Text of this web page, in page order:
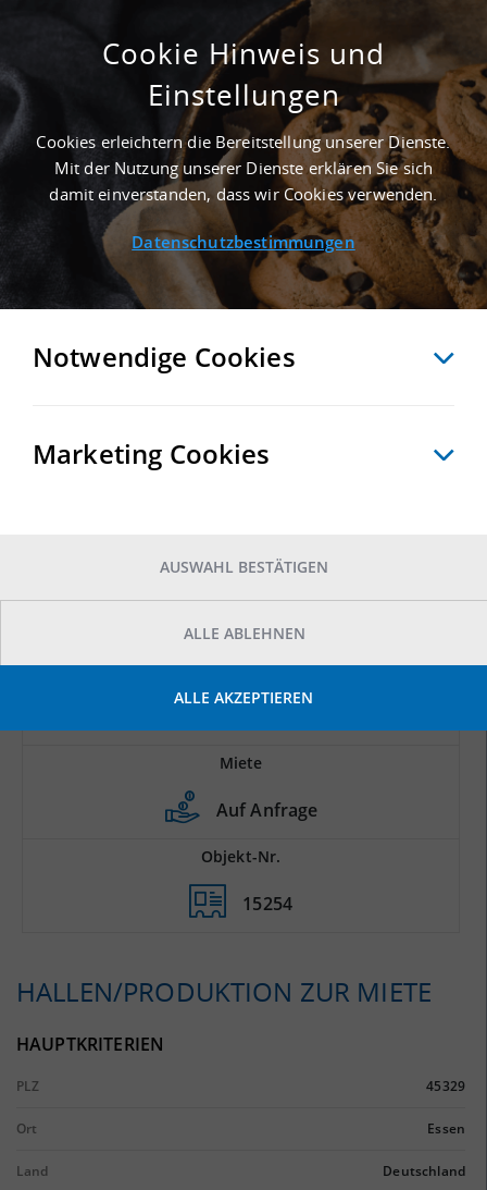
24.000 M² LOGISTIKIMMOBILIE IN ESSEN AN
DER AUTOBAHN A 42
Startseite Immobiliensuche Detailansicht
VERGLEICHEN EXPORT PDF
Prod.-/Lagerfläche
Miete
Auf Anfrage
Objekt-Nr.
15254
HALLEN/PRODUKTION ZUR MIETE
HAUPTKRITERIEN
PLZ 45329
Ort Essen
Land Deutschland
Cookie Hinweis und
Einstellungen
Cookies erleichtern die Bereitstellung unserer Dienste.
Mit der Nutzung unserer Dienste erklären Sie sich
damit einverstanden, dass wir Cookies verwenden.
Datenschutzbestimmungen
Notwendige Cookies
Marketing Cookies
AUSWAHL BESTÄTIGEN
ALLE ABLEHNEN
ALLE AKZEPTIEREN